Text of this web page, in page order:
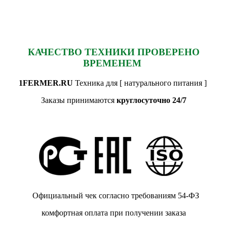
КАЧЕСТВО ТЕХНИКИ ПРОВЕРЕНО
ВРЕМЕНЕМ
1FERMER.RU Техника для [ натурального питания ]
Заказы принимаются круглосуточно 24/7
Официальный чек согласно требованиям 54-ФЗ
комфортная оплата при получении заказа